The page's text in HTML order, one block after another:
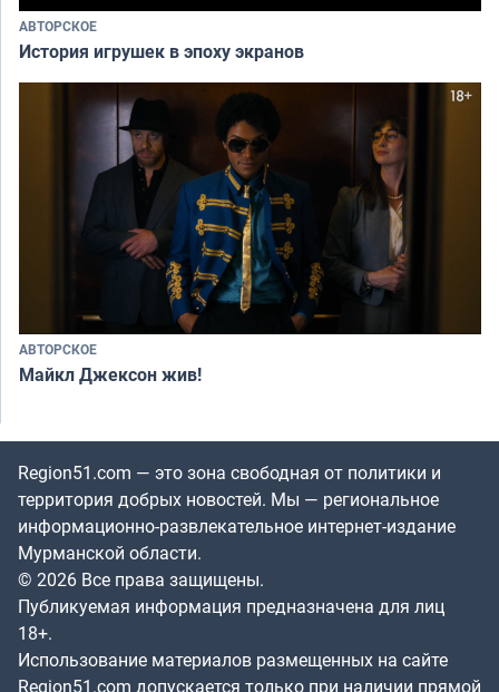
АВТОРСКОЕ
История игрушек в эпоху экранов
АВТОРСКОЕ
Майкл Джексон жив!
Region51.com — это зона свободная от политики и
территория добрых новостей. Мы — региональное
информационно-развлекательное интернет-издание
Мурманской области.
© 2026 Все права защищены.
Публикуемая информация предназначена для лиц
18+.
Использование материалов размещенных на сайте
Region51.com допускается только при наличии прямой